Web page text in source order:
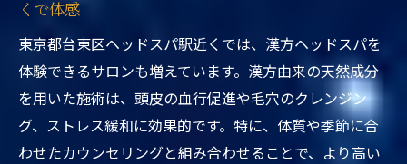
くで体感
東京都台東区ヘッドスパ駅近くでは、漢方ヘッドスパを
体験できるサロンも増えています。漢方由来の天然成分
を用いた施術は、頭皮の血行促進や毛穴のクレンジン
グ、ストレス緩和に効果的です。特に、体質や季節に合
わせたカウンセリングと組み合わせることで、より高い